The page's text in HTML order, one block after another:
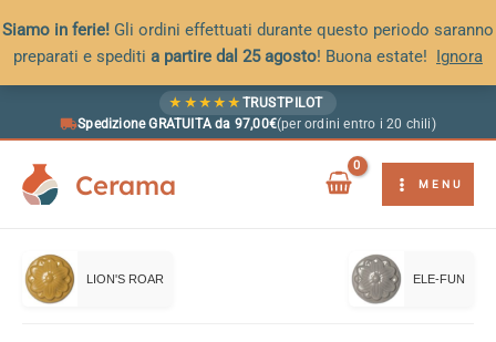
Siamo in ferie! Gli ordini effettuati durante questo periodo saranno
preparati e spediti a partire dal 25 agosto! Buona estate! Ignora
★ ★ ★ ★ ★ TRUSTPILOT
Spedizione GRATUITA da 97,00€(per ordini entro i 20 chili)
Cerama MENU
LION'S ROAR ELE-FUN